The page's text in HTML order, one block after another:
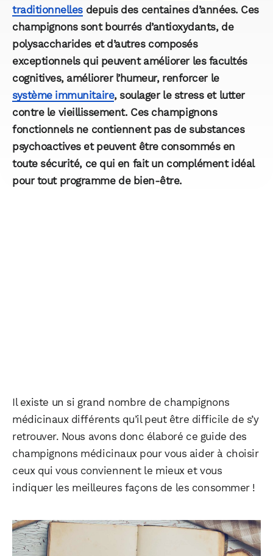
traditionnellesdepuis des centaines d’années. Ces
champignons sont bourrés d’antioxydants, de
polysaccharides et d’autres composés
exceptionnels qui peuvent améliorer les facultés
cognitives, améliorer l’humeur, renforcer le
système immunitaire, soulager le stress et lutter
contre le vieillissement. Ces champignons
fonctionnels ne contiennent pas de substances
psychoactives et peuvent être consommés en
toute sécurité, ce qui en fait un complément idéal
pour tout programme de bien-être.
Il existe un si grand nombre de champignons
médicinaux différents qu’il peut être difficile de s’y
retrouver. Nous avons donc élaboré ce guide des
champignons médicinaux pour vous aider à choisir
ceux qui vous conviennent le mieux et vous
indiquer les meilleures façons de les consommer !